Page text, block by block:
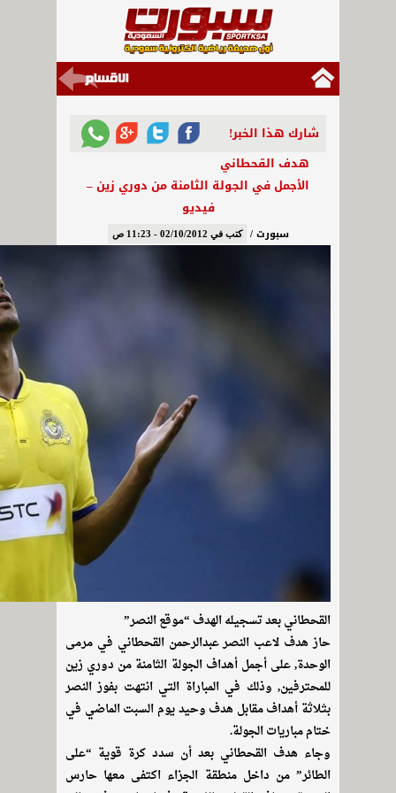
شارك هذا الخبر!
هدف القحطاني
الأجمل في الجولة الثامنة من دوري زين –
فيديو
سبورت / كتب في 02/10/2012 - 11:23 ص
القحطاني بعد تسجيله الهدف “موقع النصر”
حاز هدف لاعب النصر عبدالرحمن القحطاني في مرمى
الوحدة, على أجمل أهداف الجولة الثامنة من دوري زين
للمحترفين, وذلك في المباراة التي انتهت بفوز النصر
بثلاثة أهداف مقابل هدف وحيد يوم السبت الماضي في
ختام مباريات الجولة.
وجاء هدف القحطاني بعد أن سدد كرة قوية “على
الطائر” من داخل منطقة الجزاء اكتفى معها حارس